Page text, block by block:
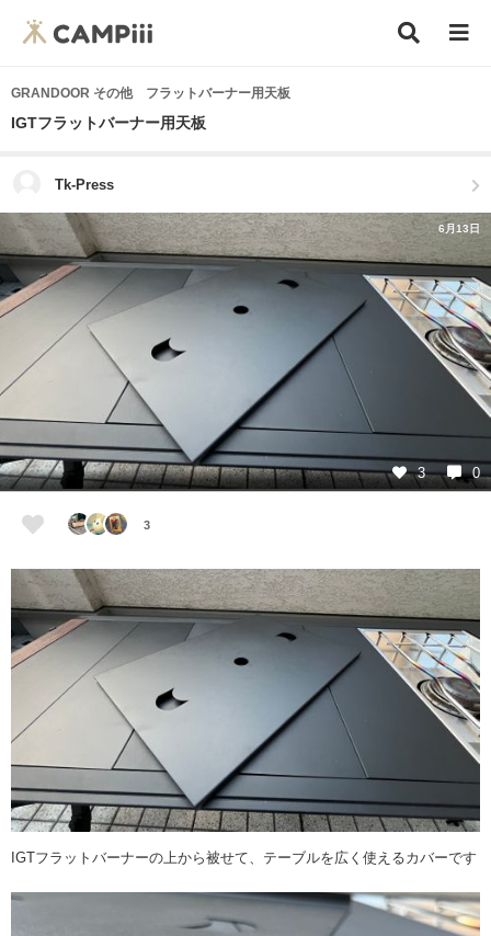
GRANDOOR その他 フラットバーナー用天板
IGTフラットバーナー用天板
Tk-Press
6月13日
3 0
3
IGTフラットバーナーの上から被せて、テーブルを広く使えるカバーです